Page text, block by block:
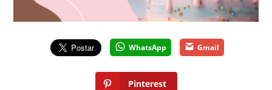
WhatsApp Gmail
Pinterest